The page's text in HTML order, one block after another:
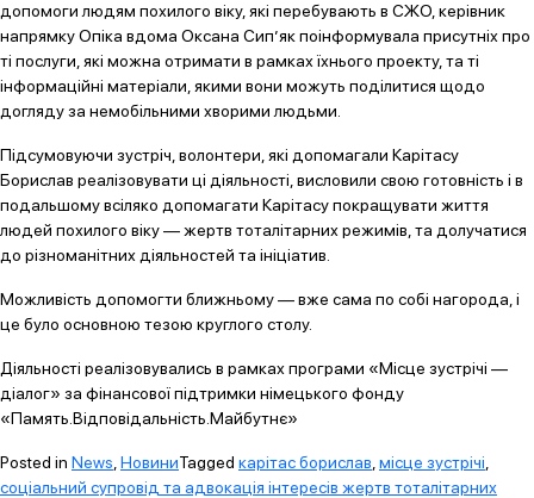
допомоги людям похилого віку, які перебувають в СЖО, керівник
напрямку Опіка вдома Оксана Сип’як поінформувала присутніх про
ті послуги, які можна отримати в рамках їхнього проекту, та ті
інформаційні матеріали, якими вони можуть поділитися щодо
догляду за немобільними хворими людьми.
Підсумовуючи зустріч, волонтери, які допомагали Карітасу
Борислав реалізовувати ці діяльності, висловили свою готовність і в
подальшому всіляко допомагати Карітасу покращувати життя
людей похилого віку — жертв тоталітарних режимів, та долучатися
до різноманітних діяльностей та ініціатив.
Можливість допомогти ближньому — вже сама по собі нагорода, і
це було основною тезою круглого столу.
Діяльності реалізовувались в рамках програми «Місце зустрічі —
діалог» за фінансової підтримки німецького фонду
«Память.Відповідальність.Майбутнє»
Posted in News НовиниTagged карітас борислав місце зустрічі
соціальний супровід та адвокація інтересів жертв тоталітарних